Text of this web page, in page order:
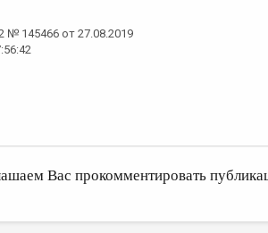
№ 145466 от 27.08.2019
Вас прокомментировать